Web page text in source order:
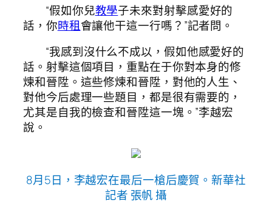
“假如你兒教學子未來對射擊感愛好的
話，你時租會讓他干這一行嗎？”記者問。
“我感到沒什么不成以，假如他感愛好的
話。射擊這個項目，重點在于你對本身的修
煉和晉陞。這些修煉和晉陞，對他的人生、
對他今后處理一些題目，都是很有需要的，
尤其是自我的檢查和晉陞這一塊。”李越宏
說。
8月5日，李越宏在最后一槍后慶賀。新華社
記者 張帆 攝